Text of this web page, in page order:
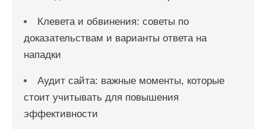
Клевета и обвинения: советы по
доказательствам и варианты ответа на
нападки
Аудит сайта: важные моменты, которые
стоит учитывать для повышения
эффективности